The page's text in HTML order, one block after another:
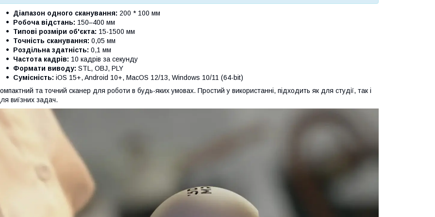
Діапазон одного сканування: 200 * 100 мм
Робоча відстань: 150–400 мм
Типові розміри об'єкта: 15-1500 мм
Точність сканування: 0,05 мм
Роздільна здатність: 0,1 мм
Частота кадрів: 10 кадрів за секунду
Формати виводу: STL, OBJ, PLY
Сумісність: iOS 15+, Android 10+, MacOS 12/13, Windows 10/11 (64-bit)
та точний сканер для роботи в будь-яких умовах. Простий у використанні, підходить як для студії, так і
виїзних задач.